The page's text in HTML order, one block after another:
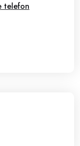
telefon